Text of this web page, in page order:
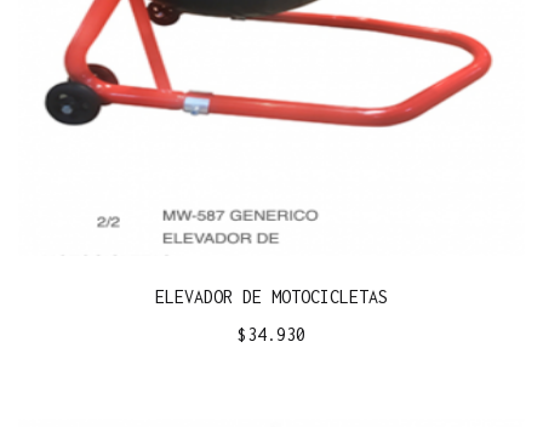
ELEVADOR DE MOTOCICLETAS
$34.930